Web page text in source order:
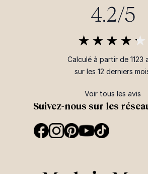
Suivez-nous sur les
4.2/5
Calculé à partir de 1123
sur les 12 derniers
Voir tous les avis